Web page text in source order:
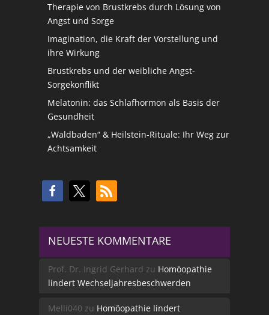
Therapie von Brustkrebs durch Lösung von
Angst und Sorge
Imagination, die Kraft der Vorstellung und
ihre Wirkung
Brustkrebs und der weibliche Angst-
Sorgekonflikt
Melatonin: das Schlafhormon als Basis der
Gesundheit
„Waldbaden“ & Heilstein-Rituale: Ihr Weg zur
Achtsamkeit
NEUESTE KOMMENTARE
Prof. Dr. Ingrid Gerhard zu Homöopathie
lindert Wechseljahresbeschwerden
Melli040 zu Homöopathie lindert